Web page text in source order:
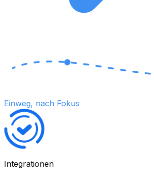
Einweg, nach Fokus
Integrationen